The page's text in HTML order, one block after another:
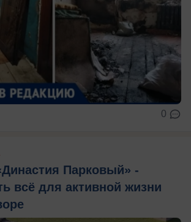
0
Парковый» -
всё для активной жизни